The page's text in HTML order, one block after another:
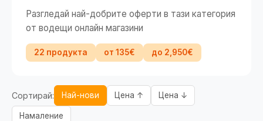
Разгледай най-добрите оферти в тази категория
от водещи онлайн магазини
22 продукта от 135€ до 2,950€
Сортирай: Най-нови Цена ↑ Цена ↓
Намаление